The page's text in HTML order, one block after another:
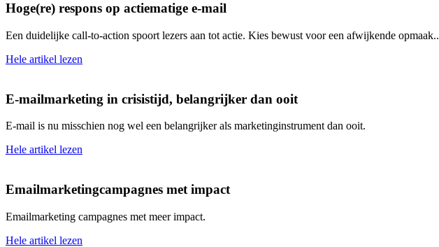
Hoge(re) respons op actiematige e-mail
Een duidelijke call-to-action spoort lezers aan tot actie. Kies bewust voor een afwijkende opmaak..
Hele artikel lezen
E-mailmarketing in crisistijd, belangrijker dan ooit
E-mail is nu misschien nog wel een belangrijker als marketinginstrument dan ooit.
Hele artikel lezen
Emailmarketingcampagnes met impact
Emailmarketing campagnes met meer impact.
Hele artikel lezen